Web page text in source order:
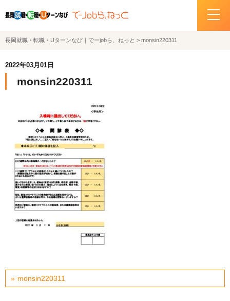
ホーム
サポートデスクの紹介
お問い合わせ
関連機関リンク
サイトポリシー
プライバシーポリシー
長岡就職・転職・Uターンなび｜でーjobら、ねっと > monsin220311
2022年03月01日
monsin220311
monsin220311